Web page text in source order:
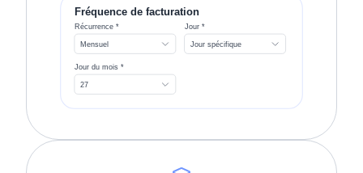
Fréquence de facturation
Récurrence *
Mensuel
Jour *
Jour spécifique
Jour du mois *
27